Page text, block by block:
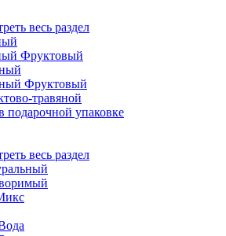
весь раздел
Фруктовый
Фруктовый
травяной
подарочной упаковке
весь раздел